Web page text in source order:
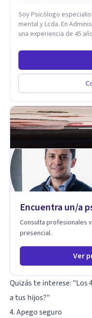
Soy Psicólogo
mental y Lcda. En Administración de Recursos Humanos con
una experiencia de 45
Encuentra un/a
Consulta profesionales
presencial.
Ver
Quizás te interese: "Los
a tus hijos?"
4. Apego seguro